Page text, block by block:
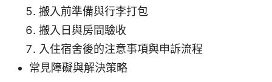
搬入前準備與行李打包
搬入日與房間驗收
入住宿舍後的注意事項與申訴流程
常見障礙與解決策略